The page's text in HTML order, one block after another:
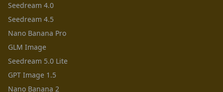
Seedream 4.0
Seedream 4.5
Nano Banana Pro
GLM Image
Seedream 5.0 Lite
GPT Image 1.5
Nano Banana 2